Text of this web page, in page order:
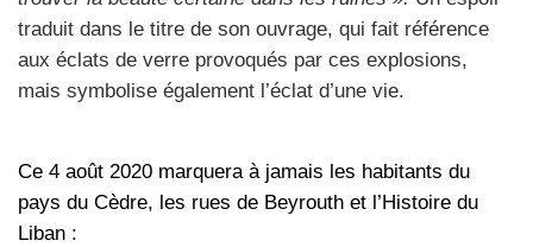
traduit dans le titre de son ouvrage, qui fait référence
aux éclats de verre provoqués par ces explosions,
mais symbolise également l’éclat d’une vie.
Ce 4 août 2020 marquera à jamais les habitants du
pays du Cèdre, les rues de Beyrouth et l’Histoire du
Liban :